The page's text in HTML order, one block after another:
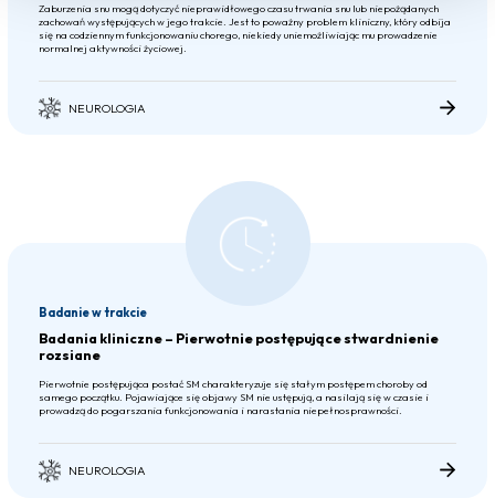
Zaburzenia snu mogą dotyczyć nieprawidłowego czasu trwania snu lub niepożądanych
zachowań występujących w jego trakcie. Jest to poważny problem kliniczny, który odbija
się na codziennym funkcjonowaniu chorego, niekiedy uniemożliwiając mu prowadzenie
normalnej aktywności życiowej.
NEUROLOGIA
Badanie w trakcie
Badania kliniczne – Pierwotnie postępujące stwardnienie
rozsiane
Pierwotnie postępująca postać SM charakteryzuje się stałym postępem choroby od
samego początku. Pojawiające się objawy SM nie ustępują, a nasilają się w czasie i
prowadzą do pogarszania funkcjonowania i narastania niepełnosprawności.
NEUROLOGIA